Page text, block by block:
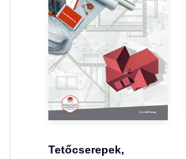
Tetőcserepek,